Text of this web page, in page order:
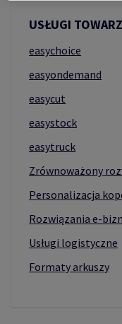
USŁUGI
easychoice
easyondemand
easycut
easystock
easytruck
Zrównoważony
Personalizacja
Rozwiązania e-
Usługi logistyczne
Formaty arkuszy